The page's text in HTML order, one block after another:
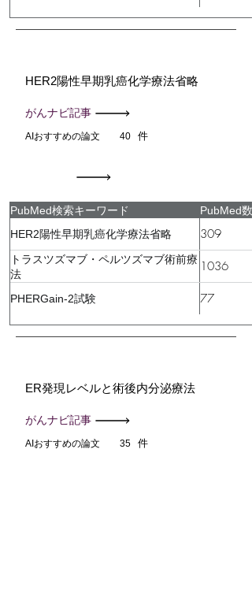
HER2陽性早期乳癌化学療法省略
がんナビ記事
AIおすすめの論文 40 件
PubMed検索キーワード
PubMed数
HER2陽性早期乳癌化学療法省略
309
トラスツズマブ・ペルツズマブ術前療
法
1036
PHERGain-2試験 77
ER発現レベルと術後内分泌療法
がんナビ記事
AIおすすめの論文 35 件